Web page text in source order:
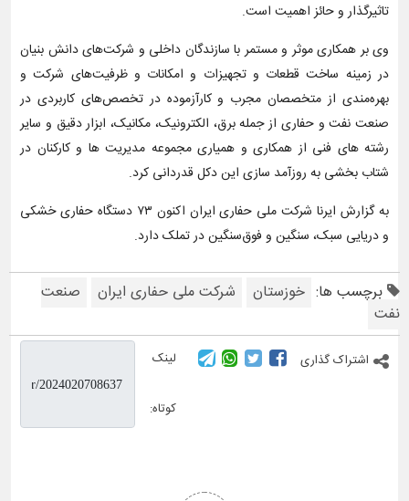
تاثیرگذار و حائز اهمیت است.
وی بر همکاری موثر و مستمر با سازندگان داخلی و شرکت‌های دانش بنیان
در زمینه ساخت قطعات و تجهیزات و امکانات و ظرفیت‌های شرکت و
بهره‌مندی از متخصصان مجرب و کارآزموده در تخصص‌های کاربردی در
صنعت نفت و حفاری از جمله برق، الکترونیک، مکانیک، ابزار دقیق و سایر
رشته های فنی از همکاری و همیاری مجموعه مدیریت ها و کارکنان در
شتاب بخشی به روزآمد سازی این دکل قدردانی کرد.
به گزارش ایرنا شرکت ملی حفاری ایران اکنون ۷۳ دستگاه حفاری خشکی
و دریایی سبک، سنگین و فوق‌سنگین در تملک دارد.
برچسب ها: خوزستان شرکت ملی حفاری ایران
صنعت
نفت
اشتراک گذاری لینک
کوتاه: